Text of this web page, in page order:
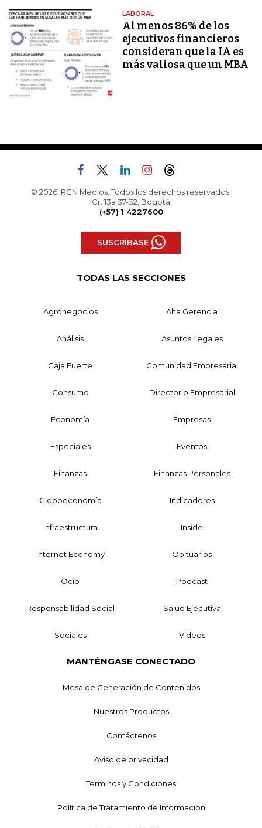
LABORAL
Al menos 86% de los
ejecutivos financieros
consideran que la IA es
más valiosa que un MBA
© 2026, RCN Medios. Todos los derechos reservados.
Cr. 13a 37-32, Bogotá
(+57) 1 4227600
SUSCRÍBASE
TODAS LAS SECCIONES
Agronegocios Alta Gerencia
Análisis Asuntos Legales
Caja Fuerte Comunidad Empresarial
Consumo Directorio Empresarial
Economía Empresas
Especiales Eventos
Finanzas Finanzas Personales
Globoeconomía Indicadores
Infraestructura Inside
Internet Economy Obituarios
Ocio Podcast
Responsabilidad Social Salud Ejecutiva
Sociales Videos
MANTÉNGASE CONECTADO
Mesa de Generación de Contenidos
Nuestros Productos
Contáctenos
Aviso de privacidad
Términos y Condiciones
Política de Tratamiento de Información